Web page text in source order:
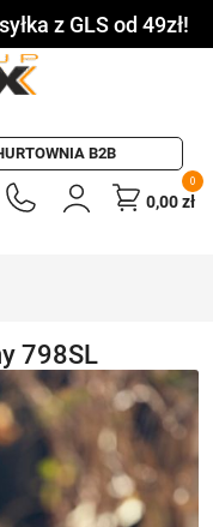
z GLS od 49zł!
B2B
0
0,00zł
798SL